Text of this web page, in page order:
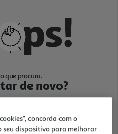
que procura.
de novo?
concorda com o
seu dispositivo para melhorar